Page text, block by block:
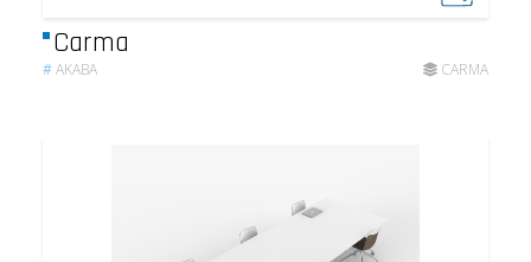
Carma
#AKABA CARMA